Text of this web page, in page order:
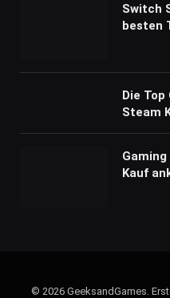
Switch
besten
Die
Steam
Kauf
© 2026 GeeksandGames.